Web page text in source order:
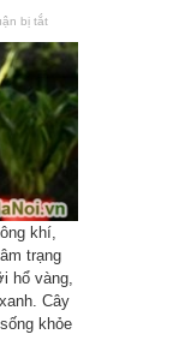
bị tắt
thuật
trồng
sóc
cây
lưỡi
hổ
để
bàn
khí,
trạng
hổ vàng,
Cây
khỏe